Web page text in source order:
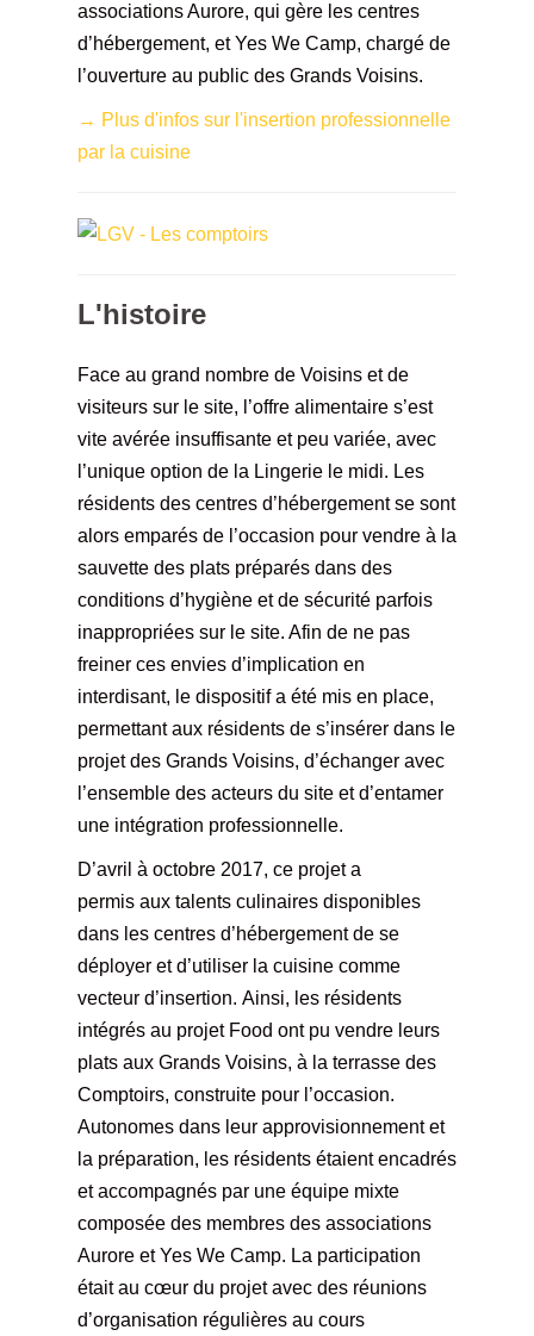
associations Aurore, qui gère les centres
d’hébergement, et Yes We Camp, chargé de
l’ouverture au public des Grands Voisins.
→ Plus d'infos sur l'insertion professionnelle
par la cuisine
L'histoire
Face au grand nombre de Voisins et de
visiteurs sur le site, l’offre alimentaire s’est
vite avérée insuffisante et peu variée, avec
l’unique option de la Lingerie le midi. Les
résidents des centres d’hébergement se sont
alors emparés de l’occasion pour vendre à la
sauvette des plats préparés dans des
conditions d’hygiène et de sécurité parfois
inappropriées sur le site. Afin de ne pas
freiner ces envies d’implication en
interdisant, le dispositif a été mis en place,
permettant aux résidents de s’insérer dans le
projet des Grands Voisins, d’échanger avec
l’ensemble des acteurs du site et d’entamer
une intégration professionnelle.
D’avril à octobre 2017, ce projet a
permis aux talents culinaires disponibles
dans les centres d’hébergement de se
déployer et d’utiliser la cuisine comme
vecteur d’insertion. Ainsi, les résidents
intégrés au projet Food ont pu vendre leurs
plats aux Grands Voisins, à la terrasse des
Comptoirs, construite pour l’occasion.
Autonomes dans leur approvisionnement et
la préparation, les résidents étaient encadrés
et accompagnés par une équipe mixte
composée des membres des associations
Aurore et Yes We Camp. La participation
était au cœur du projet avec des réunions
d’organisation régulières au cours